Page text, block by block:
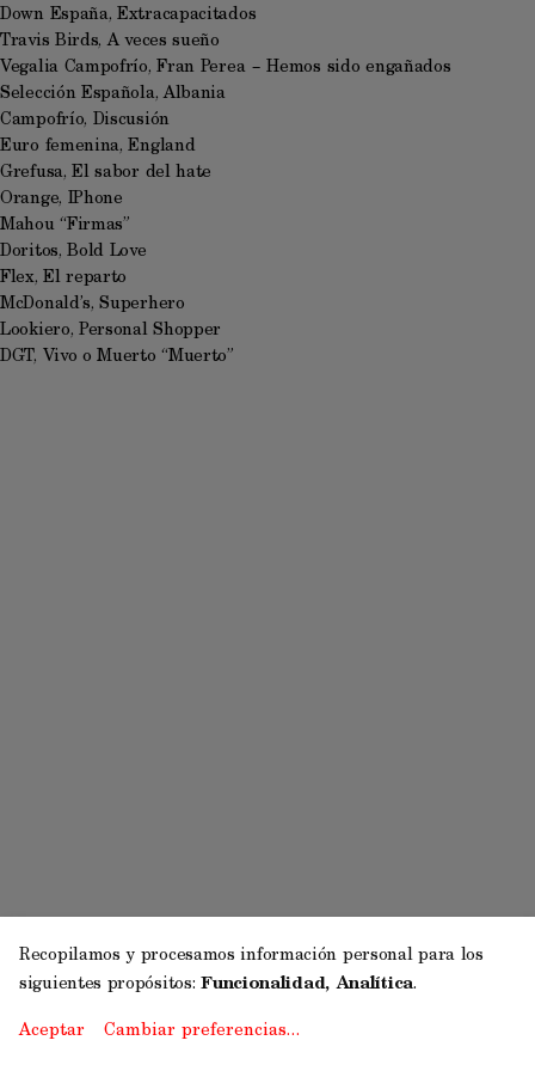
Down España, Extracapacitados
Travis Birds, A veces sueño
Vegalia Campofrío, Fran Perea – Hemos sido engañados
Selección Española, Albania
Campofrío, Discusión
Euro femenina, England
Grefusa, El sabor del hate
Orange, IPhone
Mahou “Firmas”
Doritos, Bold Love
Flex, El reparto
McDonald’s, Superhero
Lookiero, Personal Shopper
DGT, Vivo o Muerto “Muerto”
Recopilamos y procesamos información personal para los
siguientes propósitos:Funcionalidad, Analítica.
Aceptar Cambiar preferencias…